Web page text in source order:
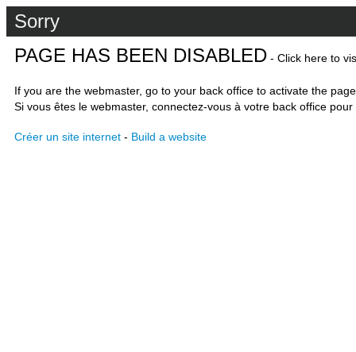
Sorry
PAGE HAS BEEN DISABLED - Click here to
If you are the webmaster, go to your back office to activate the
Si vous êtes le webmaster, connectez-vous à votre back office
Créer un site internet - Build a website